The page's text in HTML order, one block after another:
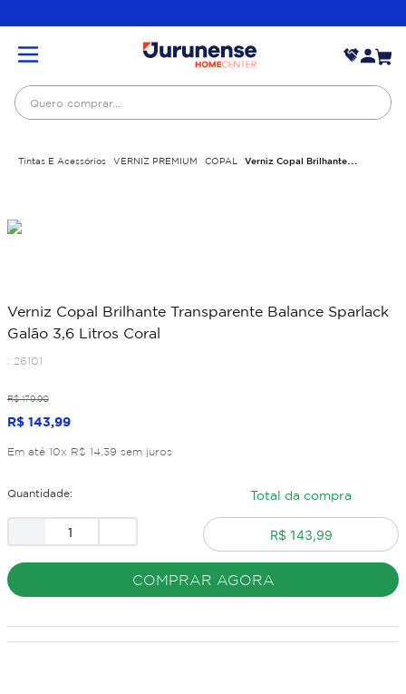
Quero comprar...
Tintas E Acessórios VERNIZ PREMIUM COPAL Verniz Copal Brilhante
Verniz Copal Brilhante Transparente Balance Sparlack
Galão 3,6 Litros Coral
: 26101
R$ 179,90
R$ 143,99
Em até 10x R$ 14 39 sem juros
Quantidade: Total da compra
R$ 143,99
COMPRAR AGORA